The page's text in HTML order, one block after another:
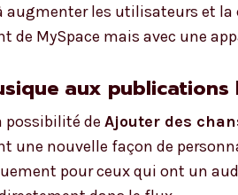
augmenter les utilisateurs et
de MySpace mais avec une
aux publications
possibilité de Ajouter des
une nouvelle façon de
pour ceux qui ont un